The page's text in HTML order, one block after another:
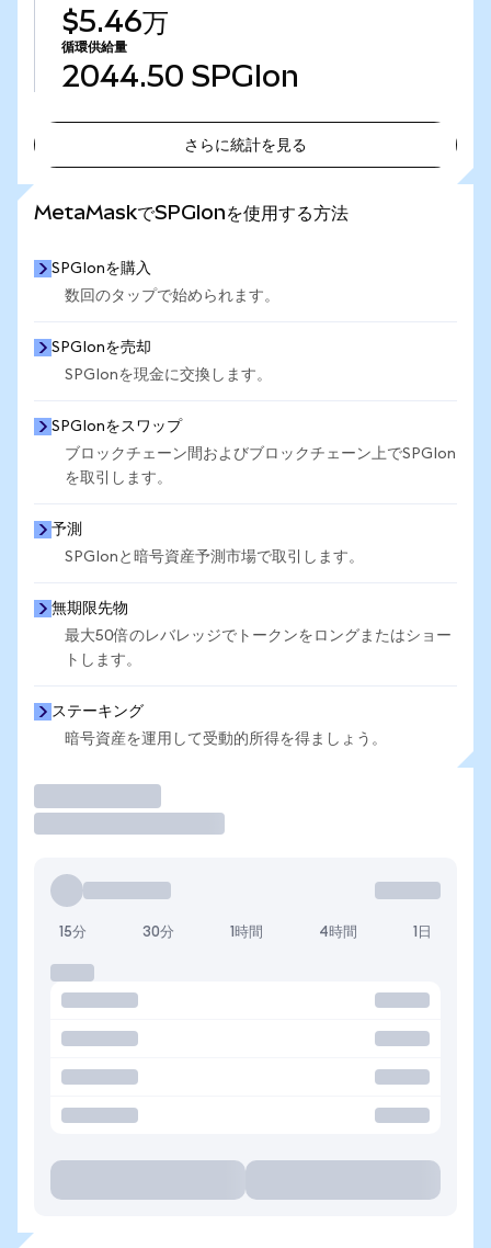
$5.46万
循環供給量
2044.50 SPGIon
さらに統計を見る
MetaMaskでSPGIonを使用する方法
SPGIonを購入
数回のタップで始められます。
SPGIonを売却
SPGIonを現金に交換します。
SPGIonをスワップ
ブロックチェーン間およびブロックチェーン上でSPGIon
を取引します。
予測
SPGIonと暗号資産予測市場で取引します。
無期限先物
最大50倍のレバレッジでトークンをロングまたはショー
トします。
ステーキング
暗号資産を運用して受動的所得を得ましょう。
15分 30分 1時間 4時間 1日